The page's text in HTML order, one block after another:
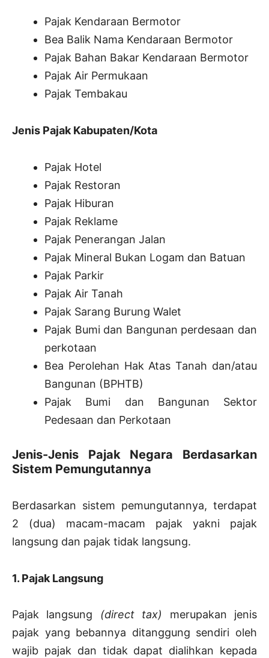
Pajak Kendaraan Bermotor
Bea Balik Nama Kendaraan Bermotor
Pajak Bahan Bakar Kendaraan Bermotor
Pajak Air Permukaan
Pajak Tembakau
Jenis Pajak Kabupaten/Kota
Pajak Hotel
Pajak Restoran
Pajak Hiburan
Pajak Reklame
Pajak Penerangan Jalan
Pajak Mineral Bukan Logam dan Batuan
Pajak Parkir
Pajak Air Tanah
Pajak Sarang Burung Walet
Pajak Bumi dan Bangunan perdesaan dan
perkotaan
Bea Perolehan Hak Atas Tanah dan/atau
Bangunan (BPHTB)
Pajak Bumi dan Bangunan Sektor
Pedesaan dan Perkotaan
Jenis-Jenis Pajak Negara Berdasarkan
Sistem Pemungutannya
Berdasarkan sistem pemungutannya, terdapat
2 (dua) macam-macam pajak yakni pajak
langsung dan pajak tidak langsung.
1. Pajak Langsung
Pajak langsung (direct tax) merupakan jenis
pajak yang bebannya ditanggung sendiri oleh
wajib pajak dan tidak dapat dialihkan kepada